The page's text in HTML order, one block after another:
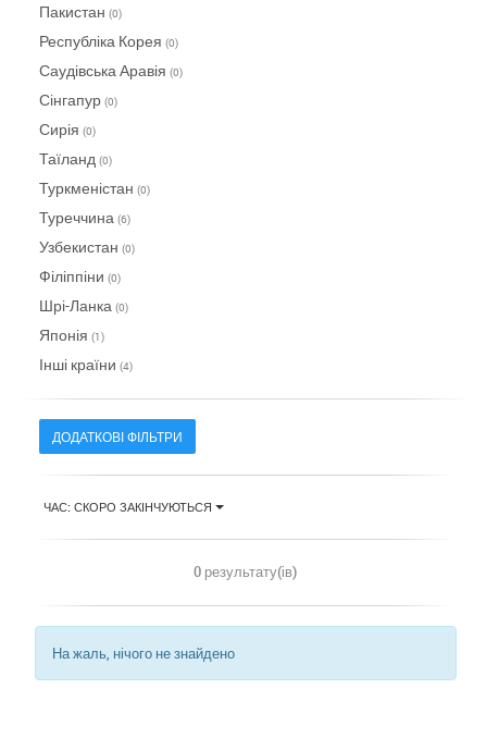
Пакистан (0)
Республіка Корея (0)
Саудівська Аравія (0)
Сінгапур (0)
Сирія (0)
Таїланд (0)
Туркменістан (0)
Туреччина (6)
Узбекистан (0)
Філіппіни (0)
Шрі-Ланка (0)
Японія (1)
Інші країни (4)
ДОДАТКОВІ ФІЛЬТРИ
ЧАС: СКОРО ЗАКІНЧУЮТЬСЯ
0 результату(ів)
На жаль, нічого не знайдено